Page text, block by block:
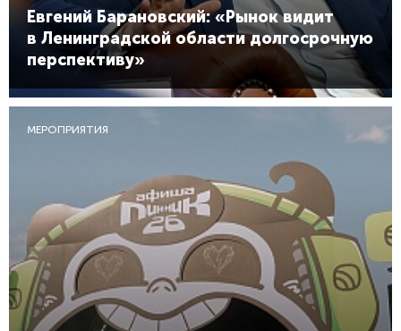
Евгений Барановский: «Рынок видит
в Ленинградской области долгосрочную
перспективу»
МЕРОПРИЯТИЯ